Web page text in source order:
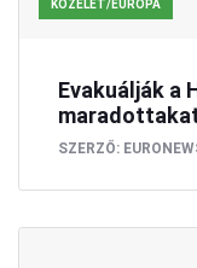
KÖZÉLET/EURÓPA
Evakuálják a
SZERZŐ: